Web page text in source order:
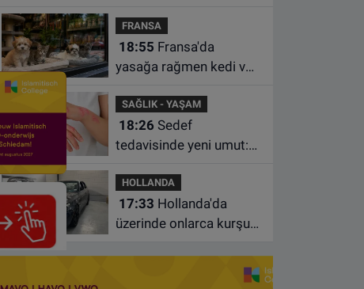
istasyonunda unuttu
FRANSA
18:55
yasağa rağmen kedi ve
shoplara hayvan başına
1.500 euro ceza
SAĞLIK - YAŞAM
18:26
tedavisinde yeni umut:
iyileşmediği bulundu
HOLLANDA
17:33
üzerinde onlarca kurşun